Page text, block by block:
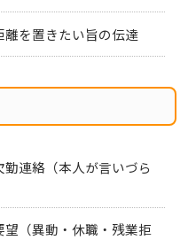
を置きたい旨の伝達
連絡（本人が言いづら
（異動・休職・残業拒